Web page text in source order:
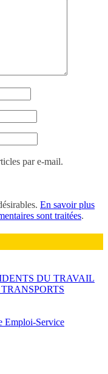
par e-mail.
En savoir plus
sont traitées.
DU TRAVAIL
Emploi-Service